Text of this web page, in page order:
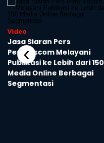
Video
Jasa Siaran Pers
Persriliscom Melayani
Publikasi ke Lebih dari 150
Media Online Berbagai
Segmentasi
‹